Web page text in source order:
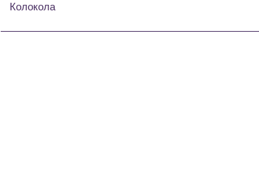
Колокола